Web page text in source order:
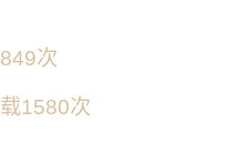
次
1580次